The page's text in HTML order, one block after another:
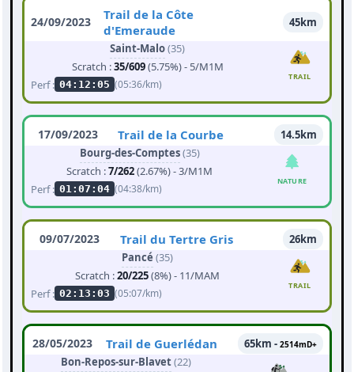
24/09/2023
Trail de la Côte
d'Emeraude
45km
Saint-Malo(35)
Scratch :35/609(5.75%) - 5/M1M
Perf : 04:12:05 (05:36/km)
TRAIL
17/09/2023 Trail de la Courbe
14.5km
Bourg-des-Comptes(35)
Scratch :7/262(2.67%) - 3/M1M
Perf : 01:07:04 (04:38/km)
NATURE
09/07/2023 Trail du Tertre Gris
26km
Pancé (35)
Scratch :20/225(8%) - 11/MAM
Perf : 02:13:03 (05:07/km)
TRAIL
28/05/2023 Trail de Guerlédan 65km - 2514mD+
Bon-Repos-sur-Blavet(22)